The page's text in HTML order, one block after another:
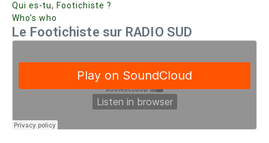
Qui es-tu, Footichiste ?
Who’s who
Le Footichiste sur RADIO SUD